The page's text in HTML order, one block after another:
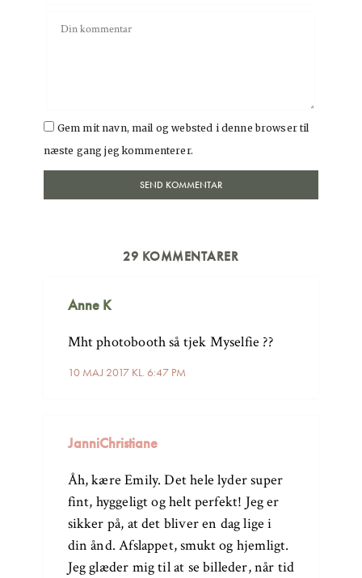
Gem mit navn, mail og websted i denne browser til
næste gang jeg kommenterer.
29 KOMMENTARER
Anne K
10 MAJ 2017 KL. 6:47 PM
Mht photobooth så tjek Myselfie ??
JanniChristiane
Åh, kære Emily. Det hele lyder super
fint, hyggeligt og helt perfekt! Jeg er
sikker på, at det bliver en dag lige i
din ånd. Afslappet, smukt og hjemligt.
Jeg glæder mig til at se billeder, når tid